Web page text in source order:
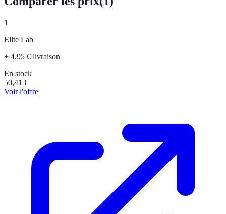
1
Elite Lab
+ 4,95 € livraison
En stock
50,41 €
Voir l'offre